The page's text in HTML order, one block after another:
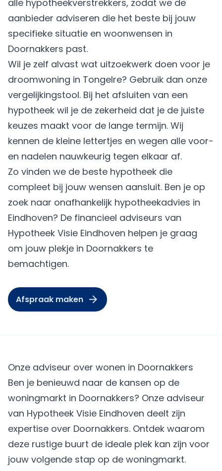
alle hypotheekverstrekkers, zodat we de
aanbieder adviseren die het beste bij jouw
specifieke situatie en woonwensen in
Doornakkers past.
Wil je zelf alvast wat uitzoekwerk doen voor je
droomwoning in Tongelre? Gebruik dan onze
vergelijkingstool. Bij het afsluiten van een
hypotheek wil je de zekerheid dat je de juiste
keuzes maakt voor de lange termijn. Wij
kennen de kleine lettertjes en wegen alle voor-
en nadelen nauwkeurig tegen elkaar af.
Zo vinden we de beste hypotheek die
compleet bij jouw wensen aansluit. Ben je op
zoek naar onafhankelijk hypotheekadvies in
Eindhoven? De financieel adviseurs van
Hypotheek Visie Eindhoven helpen je graag
om jouw plekje in Doornakkers te
bemachtigen.
Afspraak maken
Onze adviseur over wonen in Doornakkers
Ben je benieuwd naar de kansen op de
woningmarkt in Doornakkers? Onze adviseur
van Hypotheek Visie Eindhoven deelt zijn
expertise over Doornakkers. Ontdek waarom
deze rustige buurt de ideale plek kan zijn voor
jouw volgende stap op de woningmarkt.